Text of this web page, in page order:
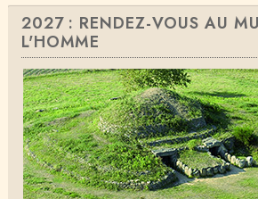
2027 : RENDEZ-VOUS AU
L'HOMME